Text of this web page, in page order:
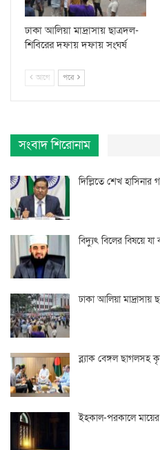
ঢাকা আলিয়া মাদ্রাসায় ছাত্রদল-
শিবিরের দফায় দফায় সংঘর্ষ
আগে পরে
সংবাদ শিরোনাম
দিল্লিতে শেখ
বিদ্যুৎ বিলের বিষয়ে
ঢাকা আলিয়া মাদ্রাসায়
ব্ল্যাক বেঙ্গল ছাগলসহ
ইহকাল-পরকালে